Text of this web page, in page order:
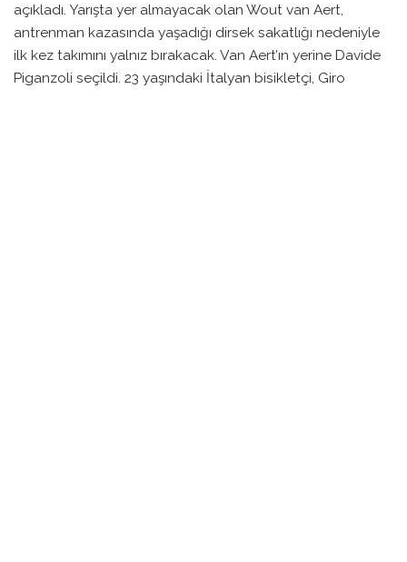
açıkladı. Yarışta yer almayacak olan Wout van Aert,
antrenman kazasında yaşadığı dirsek sakatlığı nedeniyle
ilk kez takımını yalnız bırakacak. Van Aert’ın yerine Davide
Piganzoli seçildi. 23 yaşındaki İtalyan bisikletçi, Giro